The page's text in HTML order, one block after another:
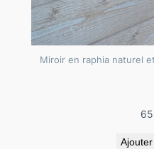
Miroir en raphia naturel